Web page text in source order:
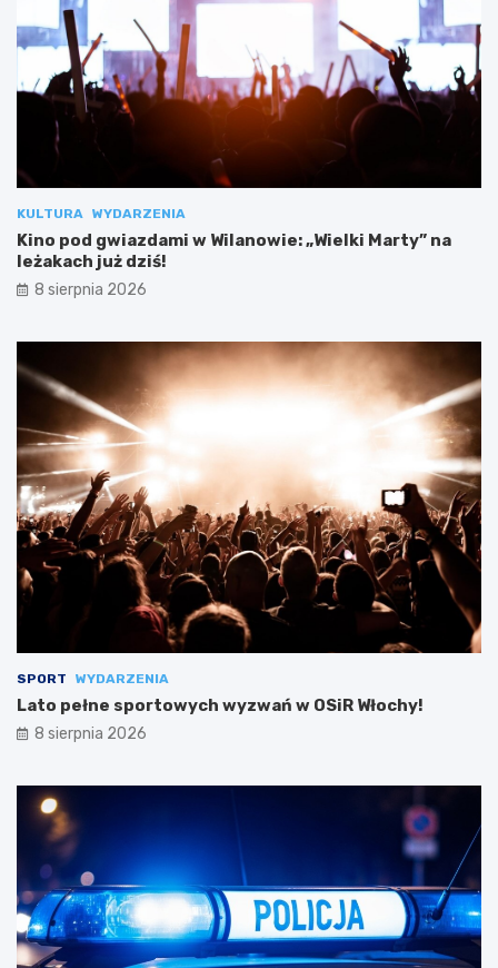
KULTURA WYDARZENIA
Kino pod gwiazdami w Wilanowie: „Wielki Marty” na
leżakach już dziś!
8 sierpnia 2026
SPORT WYDARZENIA
Lato pełne sportowych wyzwań w OSiR Włochy!
8 sierpnia 2026